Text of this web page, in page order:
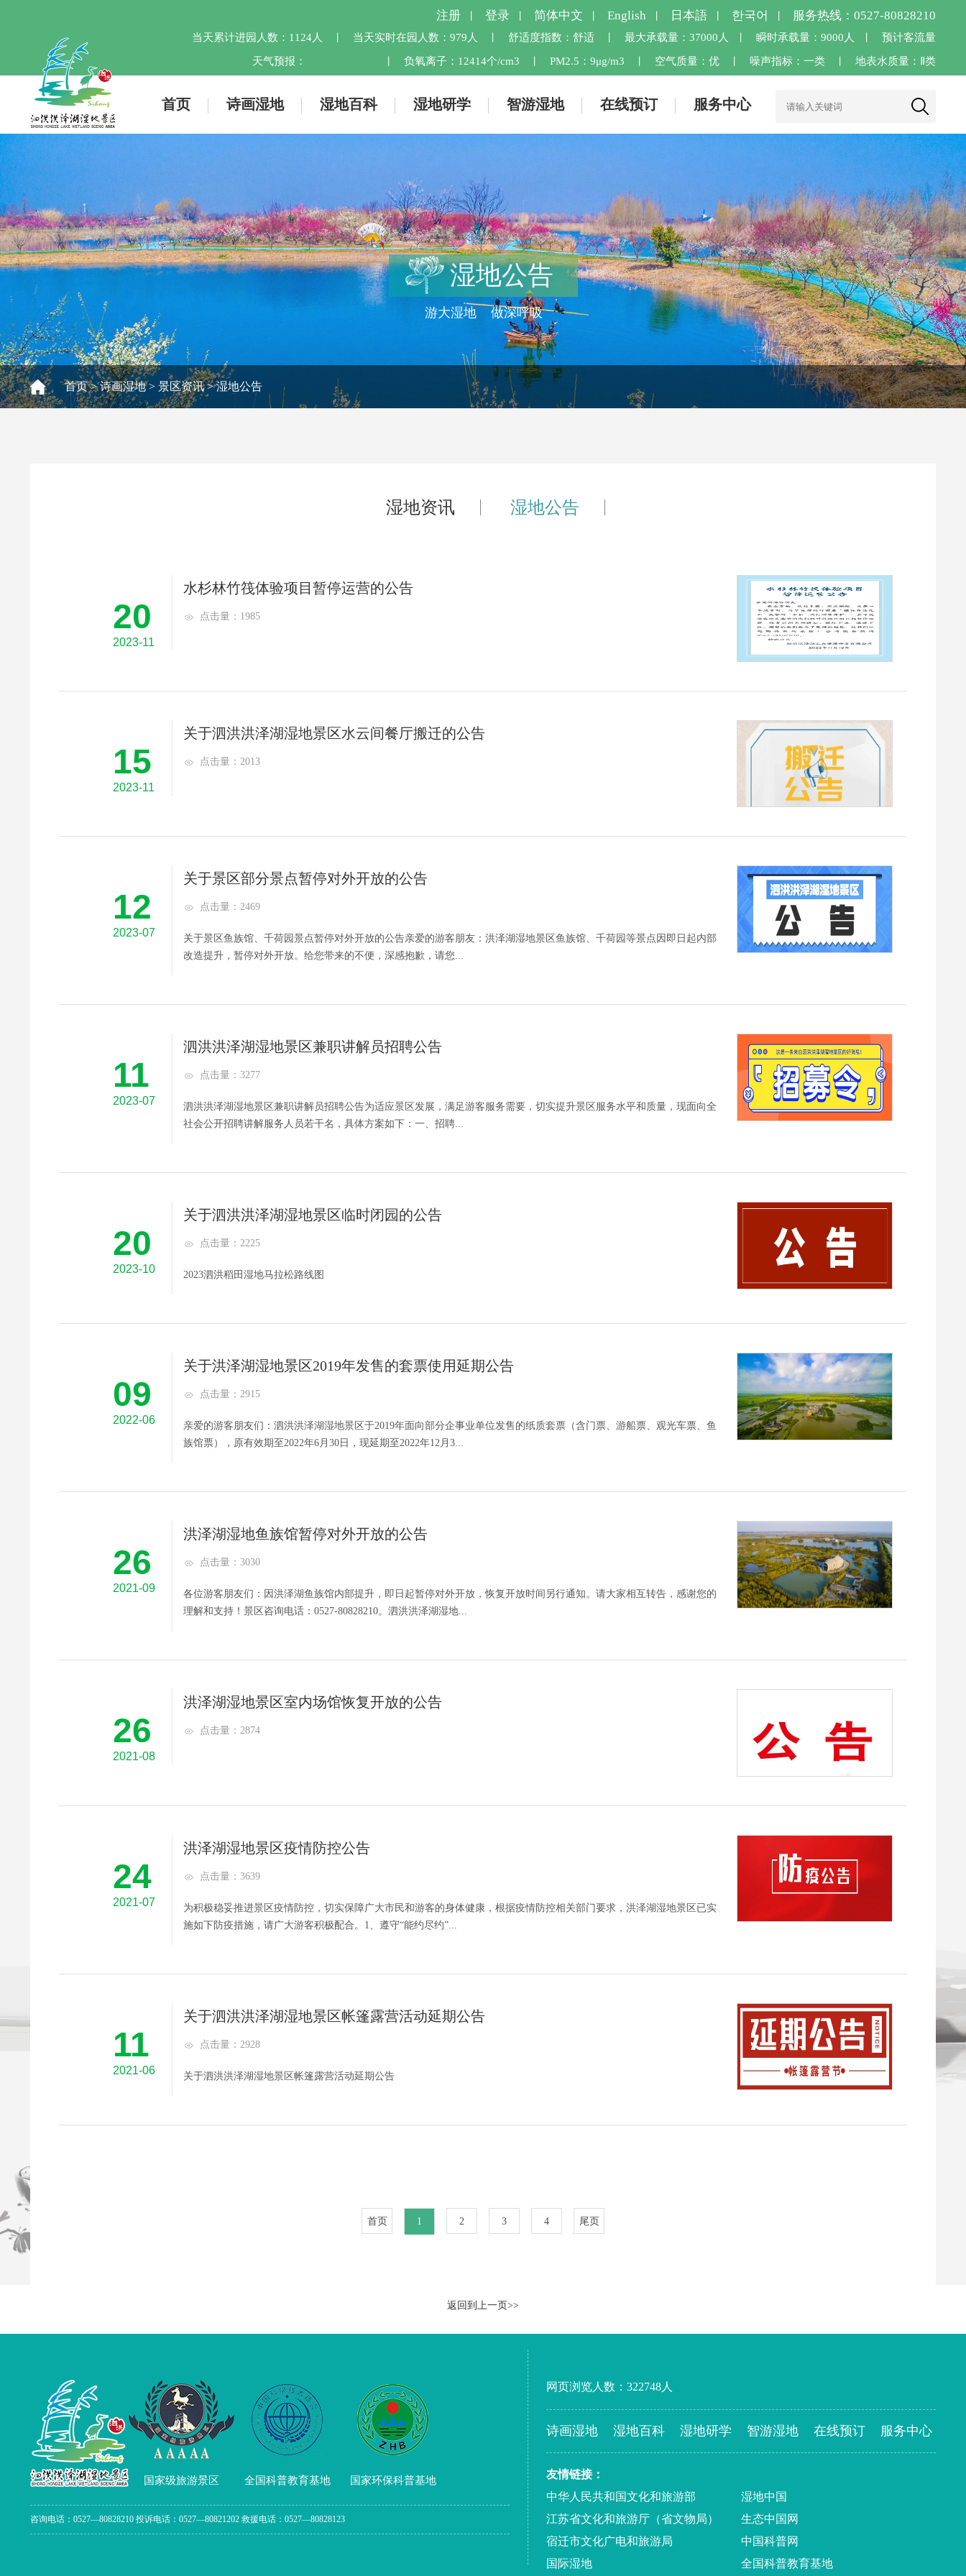
注册 登录 简体中文 English 日本語 한국어 服务热线：0527-80828210
当天累计进园人数： 1124人 当天实时在园人数： 979人 舒适度指数： 舒适 最大承载量：37000人 瞬时承载量：9000人 预计客流量
天气预报： 负氧离子： 12414个/cm3 PM2.5： 9μg/m3 空气质量： 优 噪声指标：一类 地表水质量：Ⅱ类
首页 诗画湿地 湿地百科 湿地研学 智游湿地 在线预订 服务中心
湿地公告
游大湿地 做深呼吸
首页>诗画湿地> 景区资讯>湿地公告
湿地资讯 湿地公告
20
2023-11
水杉林竹筏体验项目暂停运营的公告
点击量：1985
15
2023-11
关于泗洪洪泽湖湿地景区水云间餐厅搬迁的公告
点击量：2013
12
2023-07
关于景区部分景点暂停对外开放的公告
点击量：2469
关于景区鱼族馆、千荷园景点暂停对外开放的公告亲爱的游客朋友：洪泽湖湿地景区鱼族馆、千荷园等景点因即日起内部
改造提升，暂停对外开放。给您带来的不便，深感抱歉，请您...
11
2023-07
泗洪洪泽湖湿地景区兼职讲解员招聘公告
点击量：3277
泗洪洪泽湖湿地景区兼职讲解员招聘公告为适应景区发展，满足游客服务需要，切实提升景区服务水平和质量，现面向全
社会公开招聘讲解服务人员若干名，具体方案如下：一、招聘...
20
2023-10
关于泗洪洪泽湖湿地景区临时闭园的公告
点击量：2225
2023泗洪稻田湿地马拉松路线图
09
2022-06
关于洪泽湖湿地景区2019年发售的套票使用延期公告
点击量：2915
亲爱的游客朋友们：泗洪洪泽湖湿地景区于2019年面向部分企事业单位发售的纸质套票（含门票、游船票、观光车票、鱼
族馆票），原有效期至2022年6月30日，现延期至2022年12月3...
26
2021-09
洪泽湖湿地鱼族馆暂停对外开放的公告
点击量：3030
各位游客朋友们：因洪泽湖鱼族馆内部提升，即日起暂停对外开放，恢复开放时间另行通知。请大家相互转告，感谢您的
理解和支持！景区咨询电话：0527-80828210。泗洪洪泽湖湿地...
26
2021-08
洪泽湖湿地景区室内场馆恢复开放的公告
点击量：2874
24
2021-07
洪泽湖湿地景区疫情防控公告
点击量：3639
为积极稳妥推进景区疫情防控，切实保障广大市民和游客的身体健康，根据疫情防控相关部门要求，洪泽湖湿地景区已实
施如下防疫措施，请广大游客积极配合。1、遵守“能约尽约”...
11
2021-06
关于泗洪洪泽湖湿地景区帐篷露营活动延期公告
点击量：2928
关于泗洪洪泽湖湿地景区帐篷露营活动延期公告
首页 1 2 3 4 尾页
返回到上一页>>
国家级旅游景区 全国科普教育基地 国家环保科普基地
咨询电话：0527—80828210 投诉电话：0527—80821202 救援电话：0527—80828123
网页浏览人数： 322748人
诗画湿地 湿地百科 湿地研学 智游湿地 在线预订 服务中心
友情链接：
中华人民共和国文化和旅游部
湿地中国
江苏省文化和旅游厅（省文物局）
生态中国网
宿迁市文化广电和旅游局
中国科普网
国际湿地
全国科普教育基地